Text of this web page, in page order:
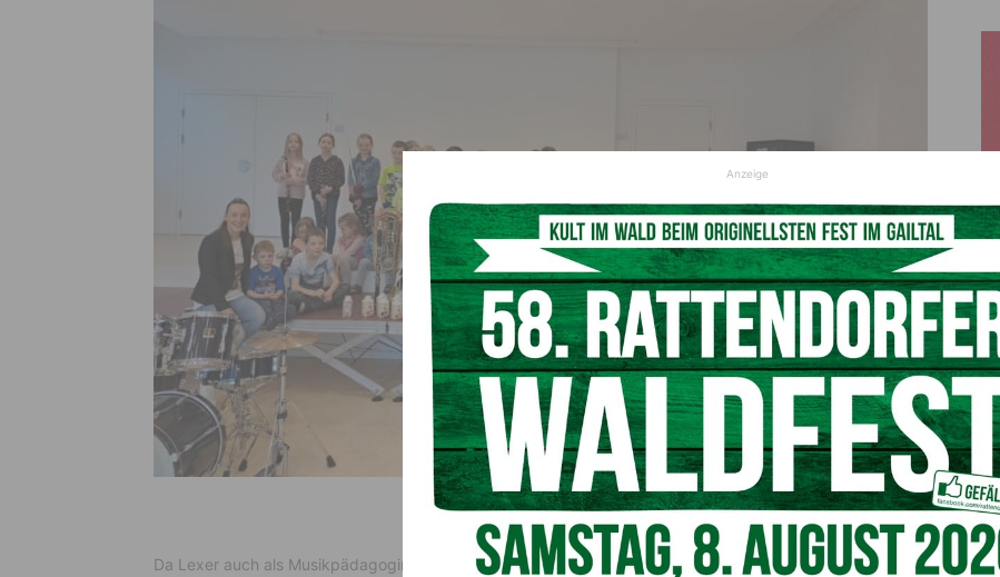
© Margaretha Lexer
Da Lexer auch als Musikpädagogin an der Musikschule Lesachtal fungiert, ist es ihr wichtig, die Musik
Anzeige